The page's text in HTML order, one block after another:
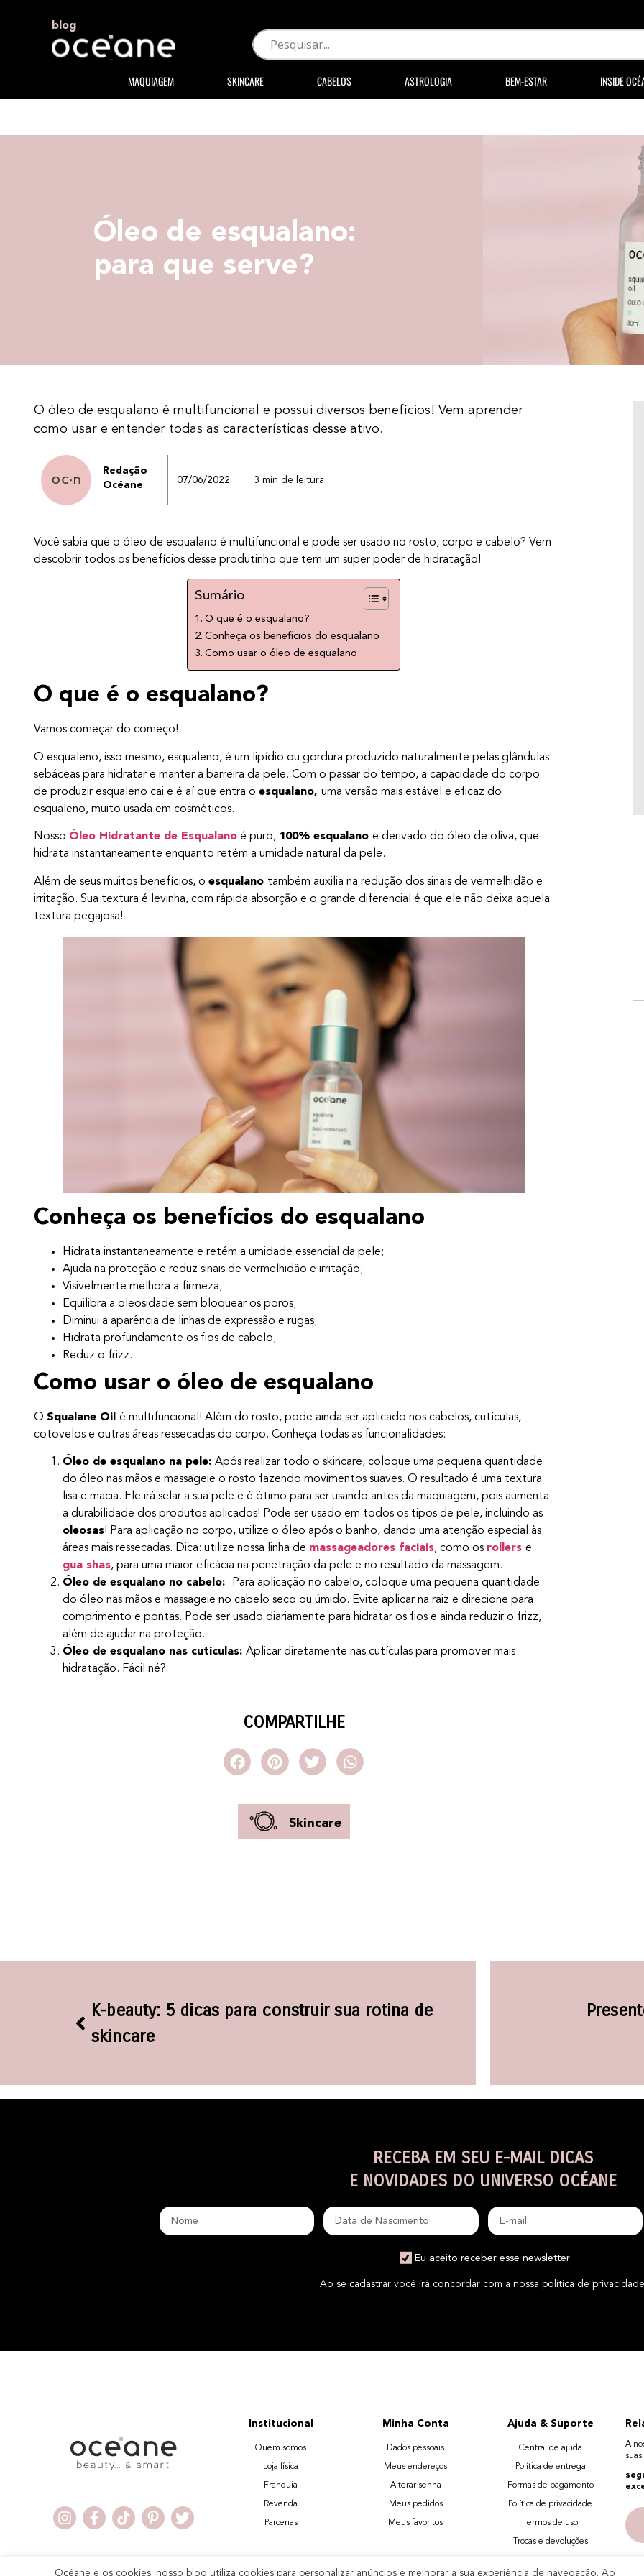
blog
MAQUIAGEM SKINCARE CABELOS ASTROLOGIA BEM-ESTAR INSIDE
Óleo de esqualano:
para que serve?
O óleo de esqualano é multifuncional e possui diversos benefícios! Vem aprender
como usar e entender todas as características desse ativo.
Redação
Océane
07/06/2022 3 min de leitura
Você sabia que o óleo de esqualano é multifuncional e pode ser usado no rosto, corpo e cabelo? Vem
descobrir todos os benefícios desse produtinho que tem um super poder de hidratação!
Sumário
O que é o esqualano?
Conheça os benefícios do esqualano
Como usar o óleo de esqualano
O que é o esqualano?
Vamos começar do começo!
O esqualeno, isso mesmo, esqualeno, é um lipídio ou gordura produzido naturalmente pelas glândulas
sebáceas para hidratar e manter a barreira da pele. Com o passar do tempo, a capacidade do corpo
de produzir esqualeno cai e é aí que entra o esqualano, uma versão mais estável e eficaz do
esqualeno, muito usada em cosméticos.
Nosso Óleo Hidratante de Esqualano é puro, 100% esqualano e derivado do óleo de oliva, que
hidrata instantaneamente enquanto retém a umidade natural da pele.
Além de seus muitos benefícios, o esqualano também auxilia na redução dos sinais de vermelhidão e
irritação. Sua textura é levinha, com rápida absorção e o grande diferencial é que ele não deixa aquela
textura pegajosa!
Conheça os benefícios do esqualano
Hidrata instantaneamente e retém a umidade essencial da pele;
Ajuda na proteção e reduz sinais de vermelhidão e irritação;
Visivelmente melhora a firmeza;
Equilibra a oleosidade sem bloquear os poros;
Diminui a aparência de linhas de expressão e rugas;
Hidrata profundamente os fios de cabelo;
Reduz o frizz.
Como usar o óleo de esqualano
O Squalane Oil é multifuncional! Além do rosto, pode ainda ser aplicado nos cabelos, cutículas,
cotovelos e outras áreas ressecadas do corpo. Conheça todas as funcionalidades:
Óleo de esqualano na pele: Após realizar todo o skincare, coloque uma pequena quantidade
do óleo nas mãos e massageie o rosto fazendo movimentos suaves. O resultado é uma textura
lisa e macia. Ele irá selar a sua pele e é ótimo para ser usando antes da maquiagem, pois aumenta
a durabilidade dos produtos aplicados! Pode ser usado em todos os tipos de pele, incluindo as
oleosas! Para aplicação no corpo, utilize o óleo após o banho, dando uma atenção especial às
áreas mais ressecadas. Dica: utilize nossa linha de massageadores faciais, como os rollers e
gua shas, para uma maior eficácia na penetração da pele e no resultado da massagem.
Óleo de esqualano no cabelo:
Para aplicação no cabelo, coloque uma pequena quantidade
do óleo nas mãos e massageie no cabelo seco ou úmido. Evite aplicar na raiz e direcione para
comprimento e pontas. Pode ser usado diariamente para hidratar os fios e ainda reduzir o frizz,
além de ajudar na proteção.
Óleo de esqualano nas cutículas: Aplicar diretamente nas cutículas para promover mais
hidratação. Fácil né?
COMPARTILHE
Skincare
K-beauty: 5 dicas para construir sua rotina de
skincare
RECEBA EM SEU E-MAIL DICAS
E NOVIDADES DO UNIVERSO OCÉANE
Eu aceito receber esse newsletter
Ao se cadastrar você irá concordar com a nossa política de
Institucional
Quem somos
Loja física
Franquia
Revenda
Parcerias
Minha Conta
Dados pessoais
Meus endereços
Alterar senha
Meus pedidos
Meus favoritos
Ajuda & Suporte
Central de ajuda
Política de entrega
Formas de pagamento
Política de privacidade
Termos de uso
Trocas e devoluções
A
Océane e os cookies: nosso blog utiliza cookies para personalizar anúncios e melhorar a sua experiência de navegação. Ao